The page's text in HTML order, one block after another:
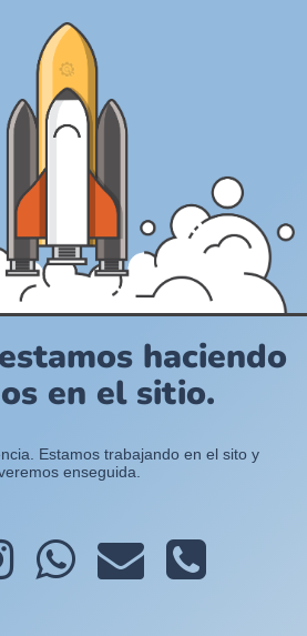
haciendo
en el sitio.
Estamos trabajando en el sito y
enseguida.